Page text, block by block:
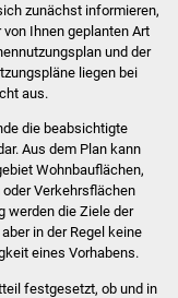
zunächst informieren,
Ihnen geplanten Art
und der
liegen bei
aus.
die beabsichtigte
Aus dem Plan kann
Wohnbauflächen,
Verkehrsflächen
werden die Ziele der
in der Regel keine
eines Vorhabens.
festgesetzt, ob und in